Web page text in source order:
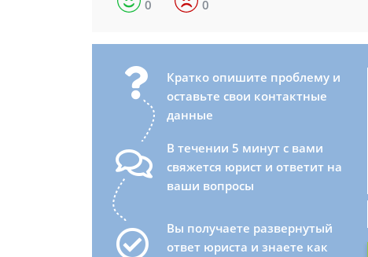
0 0
Кратко опишите проблему и
оставьте свои контактные
данные
В течении 5 минут с вами
свяжется юрист и ответит на
ваши вопросы
Вы получаете развернутый
ответ юриста и знаете как